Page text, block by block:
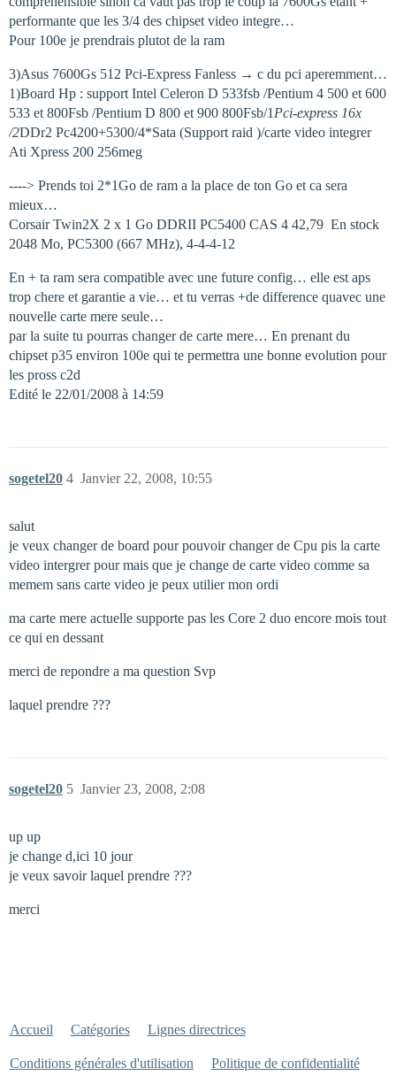
performante que les 3/4 des chipset video integre…
Pour 100e je prendrais plutot de la ram
3)Asus 7600Gs 512 Pci-Express Fanless → c du pci aperemment…
1)Board Hp : support Intel Celeron D 533fsb /Pentium 4 500 et 600
533 et 800Fsb /Pentium D 800 et 900 800Fsb/1 Pci-express 16x
/2DDr2 Pc4200+5300/4*Sata (Support raid )/carte video integrer
Ati Xpress 200 256meg
----> Prends toi 2*1Go de ram a la place de ton Go et ca sera
mieux…
Corsair Twin2X 2 x 1 Go DDRII PC5400 CAS 4 42,79  En stock
2048 Mo, PC5300 (667 MHz), 4-4-4-12
En + ta ram sera compatible avec une future config… elle est aps
trop chere et garantie a vie… et tu verras +de difference quavec une
nouvelle carte mere seule…
par la suite tu pourras changer de carte mere… En prenant du
chipset p35 environ 100e qui te permettra une bonne evolution pour
les pross c2d
Edité le 22/01/2008 à 14:59
sogetel20 Janvier 22, 2008, 10:55
4
salut
je veux changer de board pour pouvoir changer de Cpu pis la carte
video intergrer pour mais que je change de carte video comme sa
memem sans carte video je peux utilier mon ordi
ma carte mere actuelle supporte pas les Core 2 duo encore mois tout
ce qui en dessant
merci de repondre a ma question Svp
laquel prendre ???
sogetel20 Janvier 23, 2008, 2:08
5
up up
je change d,ici 10 jour
je veux savoir laquel prendre ???
merci
Accueil Catégories Lignes directrices
Conditions générales d'utilisation Politique de confidentialité